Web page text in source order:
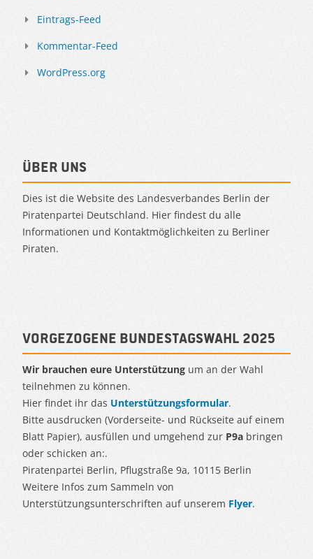
Eintrags-Feed
Kommentar-Feed
WordPress.org
Über uns
Dies ist die Website des Landesverbandes Berlin der
Piratenpartei Deutschland. Hier findest du alle
Informationen und Kontaktmöglichkeiten zu Berliner
Piraten.
Vorgezogene Bundestagswahl 2025
Wir brauchen eure Unterstützung um an der Wahl
teilnehmen zu können.
Hier findet ihr das Unterstützungsformular.
Bitte ausdrucken (Vorderseite- und Rückseite auf einem
Blatt Papier), ausfüllen und umgehend zur P9a bringen
oder schicken an:.
Piratenpartei Berlin, Pflugstraße 9a, 10115 Berlin
Weitere Infos zum Sammeln von
Unterstützungsunterschriften auf unserem Flyer.